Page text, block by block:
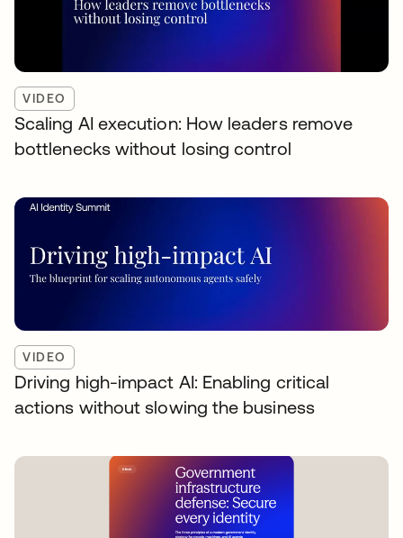
VIDEO
Scaling AI execution: How leaders remove
bottlenecks without losing control
VIDEO
Driving high-impact AI: Enabling critical
actions without slowing the business